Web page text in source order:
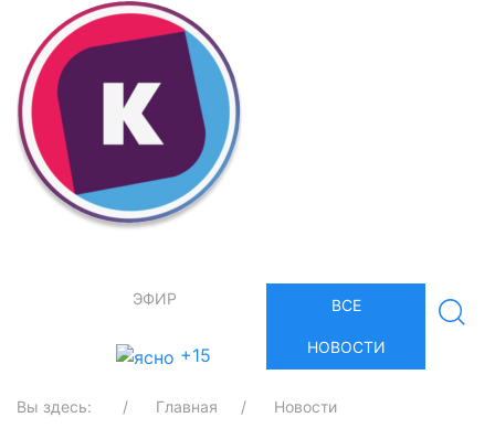
ЭФИР
+15
ВСЕ
НОВОСТИ
Вы здесь: Главная Новости